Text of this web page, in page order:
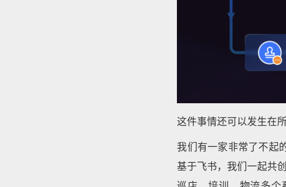
这件事情还可以发生在
我们有一家非常了不起
基于飞书，我们一起共